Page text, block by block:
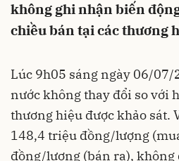
không ghi nhận biến
chiều bán tại các thương
Lúc 9h05 sáng ngày 06/
nước không thay đổi so với
thương hiệu được khảo sát.
148,4 triệu đồng/lượng
đồng/lượng (bán ra), không